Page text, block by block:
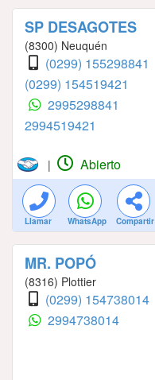
SP DESAGOTES
(8300) Neuquén
(0299) 155298841
(0299) 154519421
2995298841
2994519421
| Abierto
Llamar WhatsApp Compartir
MR. POPÓ
(8316) Plottier
(0299) 154738014
2994738014